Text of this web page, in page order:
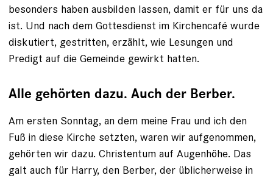
besonders haben ausbilden lassen, damit er für uns da
ist. Und nach dem Gottesdienst im Kirchencafé wurde
diskutiert, gestritten, erzählt, wie Lesungen und
Predigt auf die Gemeinde gewirkt hatten.
Alle gehörten dazu. Auch der Berber.
Am ersten Sonntag, an dem meine Frau und ich den
Fuß in diese Kirche setzten, waren wir aufgenommen,
gehörten wir ­dazu. Christentum auf Augenhöhe. Das
galt auch für Harry, den Berber, der üblicherweise in